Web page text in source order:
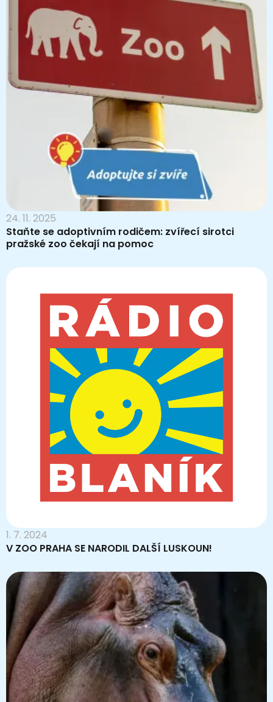
24. 11. 2025
Staňte se adoptivním rodičem: zvířecí sirotci
pražské zoo čekají na pomoc
1. 7. 2024
V ZOO PRAHA SE NARODIL DALŠÍ LUSKOUN!